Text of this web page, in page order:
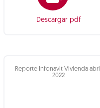
Descargar pdf
Reporte Infonavit Vivienda abril
2022